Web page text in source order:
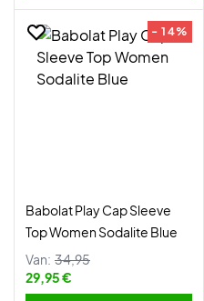
- 14%
Babolat Play Cap Sleeve
Top Women Sodalite Blue
Van: 34,95
29,95 €